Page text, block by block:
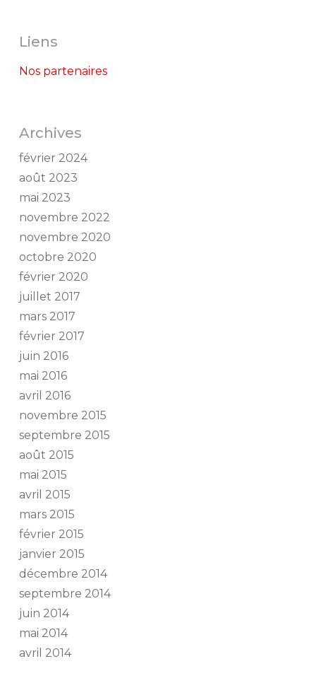
Liens
Nos partenaires
Archives
février 2024
août 2023
mai 2023
novembre 2022
novembre 2020
octobre 2020
février 2020
juillet 2017
mars 2017
février 2017
juin 2016
mai 2016
avril 2016
novembre 2015
septembre 2015
août 2015
mai 2015
avril 2015
mars 2015
février 2015
janvier 2015
décembre 2014
septembre 2014
juin 2014
mai 2014
avril 2014